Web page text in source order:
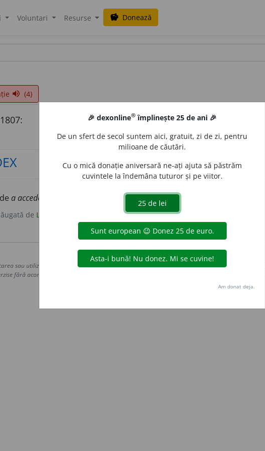
Voluntari Resurse savings Donează
volume_up (4)
a accede.
de LauraGellner
Copyright © 2004-2026 dexonline (https://dexonline.ro)
sau utilizarea datelor de pe acest site, inclusiv prin orice metode de extragere automată
fără acordul nostru prealabil scris, cu excepția seturilor de date oferite oficial spre utilizare
Hosterion
🎉 dexonline® împlinește 25 de ani 🎉
De un sfert de secol suntem aici, gratuit, zi de zi, pentru
milioane de căutări.
Cu o mică donație aniversară ne-ați ajuta să păstrăm
cuvintele la îndemâna tuturor și pe viitor.
Am donat deja.